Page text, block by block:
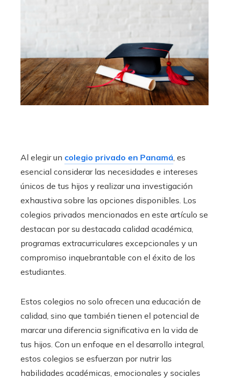
Al elegir un colegio privado en Panamá, es
esencial considerar las necesidades e intereses
únicos de tus hijos y realizar una investigación
exhaustiva sobre las opciones disponibles. Los
colegios privados mencionados en este artículo se
destacan por su destacada calidad académica,
programas extracurriculares excepcionales y un
compromiso inquebrantable con el éxito de los
estudiantes.
Estos colegios no solo ofrecen una educación de
calidad, sino que también tienen el potencial de
marcar una diferencia significativa en la vida de
tus hijos. Con un enfoque en el desarrollo integral,
estos colegios se esfuerzan por nutrir las
habilidades académicas, emocionales y sociales